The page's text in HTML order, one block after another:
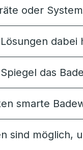
oder
das
smarte
sind möglich,